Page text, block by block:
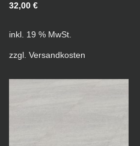
32,00 €
inkl. 19 % MwSt.
zzgl. Versandkosten